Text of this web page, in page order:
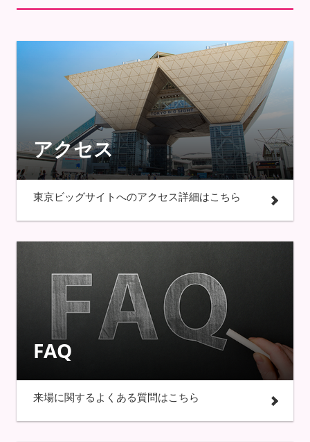
アクセス
東京ビッグサイトへのアクセス詳細はこちら
FAQ
来場に関するよくある質問はこちら